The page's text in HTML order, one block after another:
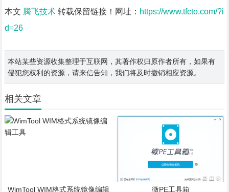
本文 腾飞技术转载保留链接！网址： https://www.tfcto.com/?i
d=26
本站某些资源收集整理于互联网，其著作权归原作者所有，如果有
侵犯您权利的资源，请来信告知，我们将及时撤销相应资源。
相关文章
WimTool WIM格式系统镜像编辑
微PE工具箱